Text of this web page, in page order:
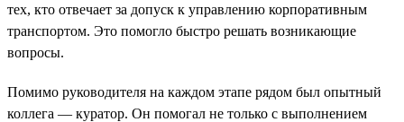
тех, кто отвечает за допуск к управлению корпоративным
транспортом. Это помогло быстро решать возникающие
вопросы.
Помимо руководителя на каждом этапе рядом был опытный
коллега — куратор. Он помогал не только с выполнением